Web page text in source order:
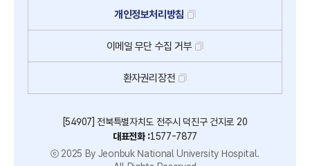
개인정보처리방침
이메일 무단 수집 거부
환자권리장전
[54907] 전북특별자치도 전주시 덕진구 건지로 20
대표전화 :1577-7877
ⓒ 2025 By Jeonbuk National University Hospital.